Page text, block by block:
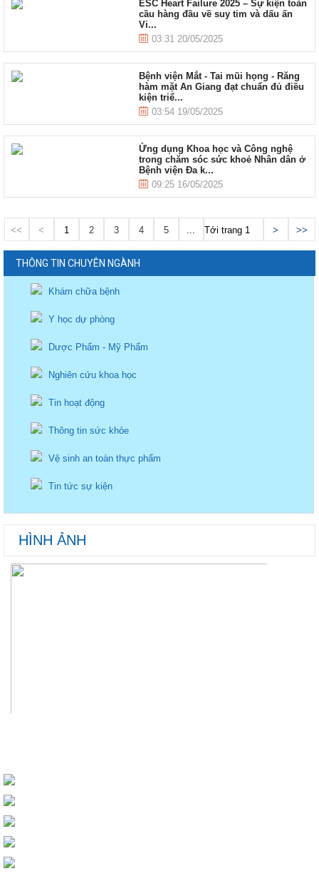
ESC Heart Failure 2025 – Sự kiện toàn
cầu hàng đầu về suy tim và dấu ấn
Vi...
03:31 20/05/2025
Bệnh viện Mắt - Tai mũi họng - Răng
hàm mặt An Giang đạt chuẩn đủ điều
kiện triể...
03:54 19/05/2025
Ứng dụng Khoa học và Công nghệ
trong chăm sóc sức khoẻ Nhân dân ở
Bệnh viện Đa k...
09:25 16/05/2025
<< < 1 2 3 4 5 ... Tới trang > >>
THÔNG TIN CHUYÊN NGÀNH
Khám chữa bệnh
Y học dự phòng
Dược Phẩm - Mỹ Phẩm
Nghiên cứu khoa học
Tin hoạt động
Thông tin sức khỏe
Vệ sinh an toàn thực phẩm
Tin tức sự kiện
HÌNH ẢNH